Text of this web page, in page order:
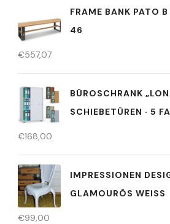
FRAME BANK PATO
46
€557,07
BÜROSCHRANK
SCHIEBETÜREN · 5
€168,00
IMPRESSIONEN
GLAMOURÖS WEISS
€99,00